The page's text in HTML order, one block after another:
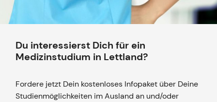
Du interessierst Dich für ein
Medizinstudium in Lettland?
Fordere jetzt Dein kostenloses Infopaket über Deine
Studienmöglichkeiten im Ausland an und/oder